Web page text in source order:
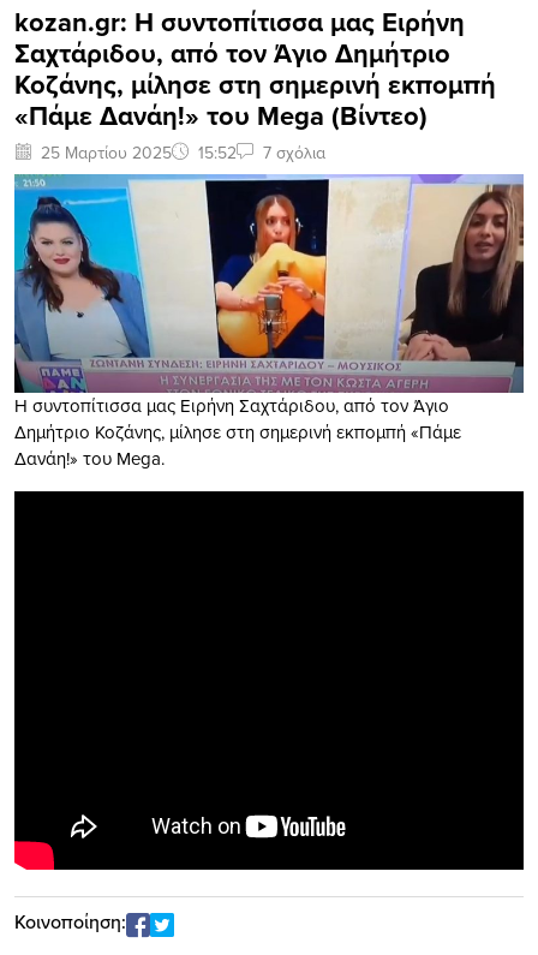
kozan.gr: Η συντοπίτισσα μας Ειρήνη
Σαχτάριδου, από τον Άγιο Δημήτριο
Κοζάνης, μίλησε στη σημερινή εκπομπή
«Πάμε Δανάη!» του Mega (Βίντεο)
25 Μαρτίου 2025 15:52 7 σχόλια
Η συντοπίτισσα μας Ειρήνη Σαχτάριδου, από τον Άγιο
Δημήτριο Κοζάνης, μίλησε στη σημερινή εκπομπή «Πάμε
Δανάη!» του Mega.
Κοινοποίηση: